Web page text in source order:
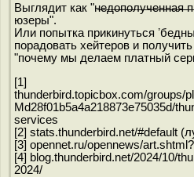
Выглядит как "н̶е̶д̶о̶п̶о̶л̶у̶ч̶е̶н̶н̶а̶я̶
юзеры".
Или попытка прикинуться
порадовать хейтеров и
"почему мы делаем платный
[1]
thunderbird.topicbox.com/groups/
Md28f01b5a4a218873e75035d/
services
[2] stats.thunderbird.net/#default
[3] opennet.ru/opennews/
[4] blog.thunderbird.net/2024/10/
2024/